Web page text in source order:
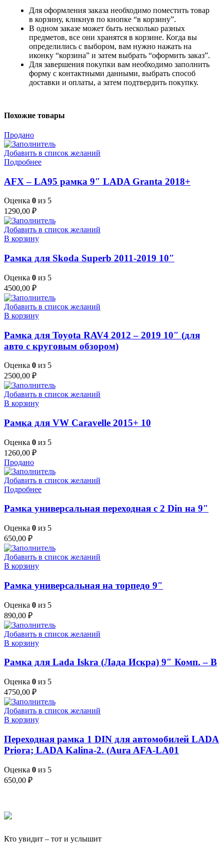
Для оформления заказа необходимо поместить товар
в корзину, кликнув по кнопке “в корзину”.
В одном заказе может быть несколько разных
предметов, все они хранятся в корзине. Когда вы
определились с выбором, вам нужно нажать на
иконку “корзина” и затем выбрать “оформить заказ”.
Для завершения покупки вам необходимо заполнить
форму с контактными данными, выбрать способ
доставки и оплаты, а затем подтвердить покупку.
Похожие товары
Продано
Добавить в список желаний
Подробнее
AFX – LA95 рамка 9″ LADA Granta 2018+
Оценка 0 из 5
1290,00 ₽
Добавить в список желаний
В корзину
Рамка для Skoda Superb 2011-2019 10″
Оценка 0 из 5
4500,00 ₽
Добавить в список желаний
В корзину
Рамка для Toyota RAV4 2012 – 2019 10″ (для
авто с круговым обзором)
Оценка 0 из 5
2500,00 ₽
Добавить в список желаний
В корзину
Рамка для VW Caravelle 2015+ 10
Оценка 0 из 5
1260,00 ₽
Продано
Добавить в список желаний
Подробнее
Рамка универсальная переходная с 2 Din на 9″
Оценка 0 из 5
650,00 ₽
Добавить в список желаний
В корзину
Рамка универсальная на торпедо 9″
Оценка 0 из 5
890,00 ₽
Добавить в список желаний
В корзину
Рамка для Lada Iskra (Лада Искра) 9″ Комп. – B
Оценка 0 из 5
4750,00 ₽
Добавить в список желаний
В корзину
Переходная рамка 1 DIN для автомобилей LADA
Priora; LADA Kalina-2. (Aura AFA-LA01
Оценка 0 из 5
650,00 ₽
Кто увидит – тот и услышит